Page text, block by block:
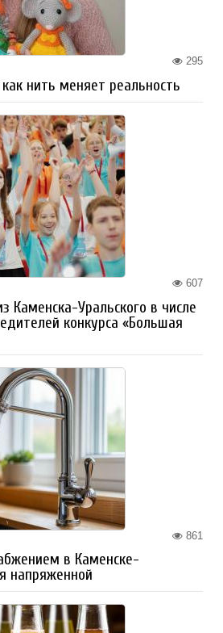
295
нить меняет реальность
607
Каменска-Уральского в числе
конкурса «Большая
861
в Каменске-
напряженной